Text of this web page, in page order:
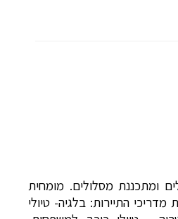
ומתכננת מסלולים. מומחית
התיירות: בלגיה- טיולי